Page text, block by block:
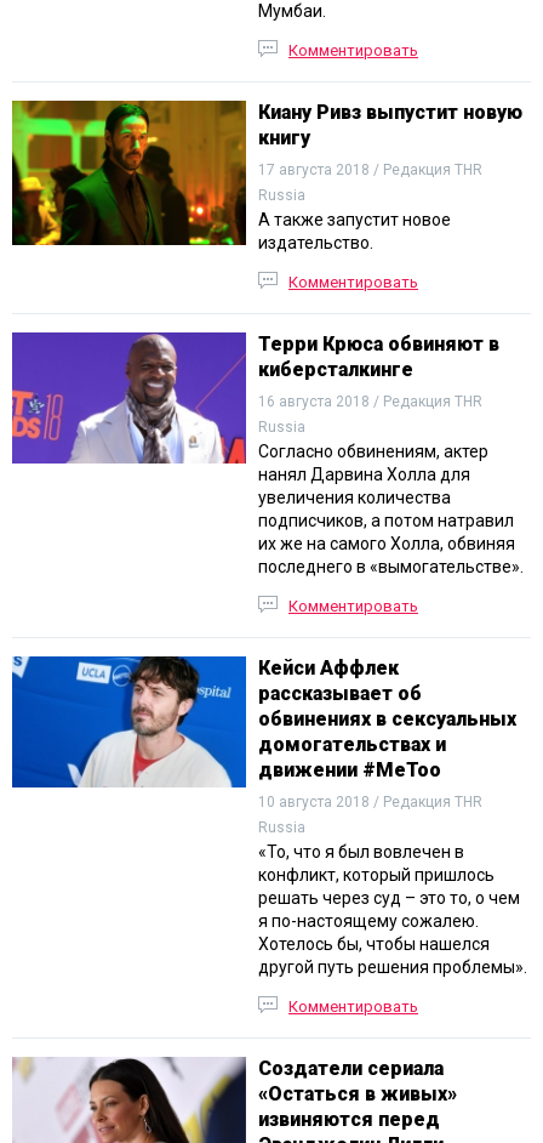
Мумбаи.
Комментировать
Киану Ривз выпустит новую
книгу
17 августа 2018 / Редакция THR
Russia
А также запустит новое
издательство.
Комментировать
Терри Крюса обвиняют в
киберсталкинге
16 августа 2018 / Редакция THR
Russia
Согласно обвинениям, актер
нанял Дарвина Холла для
увеличения количества
подписчиков, а потом натравил
их же на самого Холла, обвиняя
последнего в «вымогательстве».
Комментировать
Кейси Аффлек
рассказывает об
обвинениях в сексуальных
домогательствах и
движении #MeToo
10 августа 2018 / Редакция THR
Russia
«То, что я был вовлечен в
конфликт, который пришлось
решать через суд – это то, о чем
я по-настоящему сожалею.
Хотелось бы, чтобы нашелся
другой путь решения проблемы».
Комментировать
Создатели сериала
«Остаться в живых»
извиняются перед